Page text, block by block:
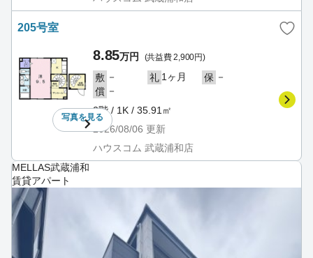
205号室
写真を見る
8.85万円 (共益費 2,900円)
敷 － 礼 1ヶ月 保 －
償 －
2階 / 1K / 35.91㎡
2026/08/06 更新
ハウスコム 武蔵浦和店
MELLAS武蔵浦和
賃貸アパート